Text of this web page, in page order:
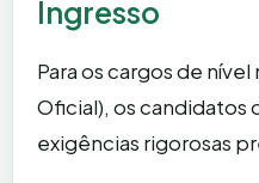
Ingresso
Para os cargos de
Oficial), os candidatos
exigências rigorosas